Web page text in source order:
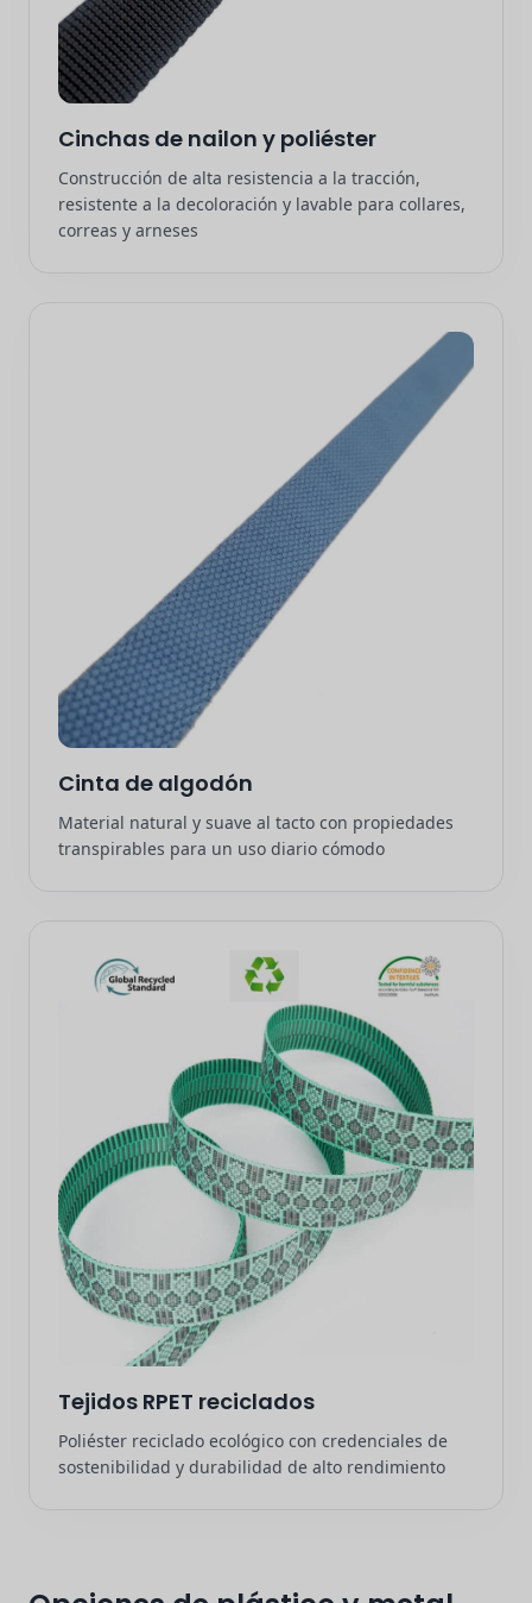
Cinchas de nailon y poliéster
Construcción de alta resistencia a la tracción,
resistente a la decoloración y lavable para collares,
correas y arneses
Cinta de algodón
Material natural y suave al tacto con propiedades
transpirables para un uso diario cómodo
Tejidos RPET reciclados
Poliéster reciclado ecológico con credenciales de
sostenibilidad y durabilidad de alto rendimiento